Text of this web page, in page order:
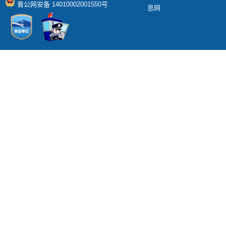
晋公网安备 14010002001550号
息网